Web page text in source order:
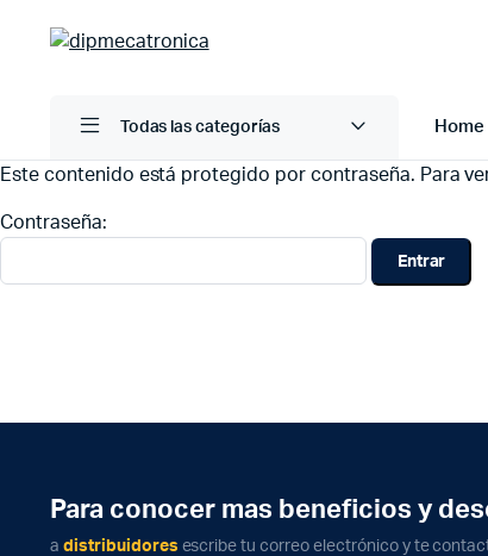
Todas las categorías Home
Este contenido está protegido por contraseña. Para
Contraseña:
Para conocer mas beneficios y
a distribuidores escribe tu correo electrónico y te